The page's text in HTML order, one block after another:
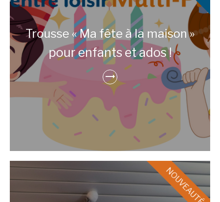
Trousse « Ma fête à la maison »
pour enfants et ados !